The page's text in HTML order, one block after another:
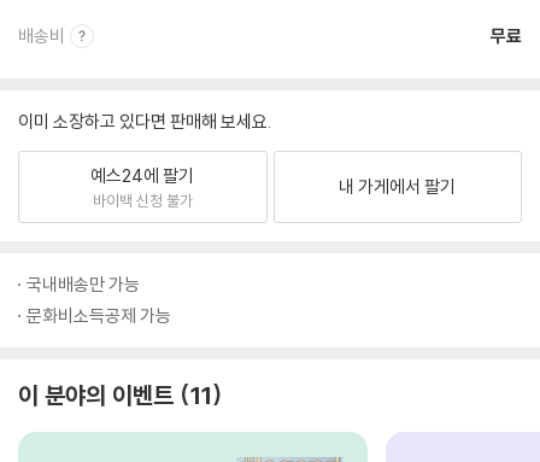
배송비 무료
이미 소장하고 있다면 판매해 보세요.
예스24에 팔기
바이백 신청 불가
내 가게에서 팔기
국내배송만 가능
문화비소득공제 가능
이 분야의 이벤트 11